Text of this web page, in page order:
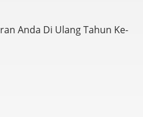
Anda Di Ulang Tahun Ke-